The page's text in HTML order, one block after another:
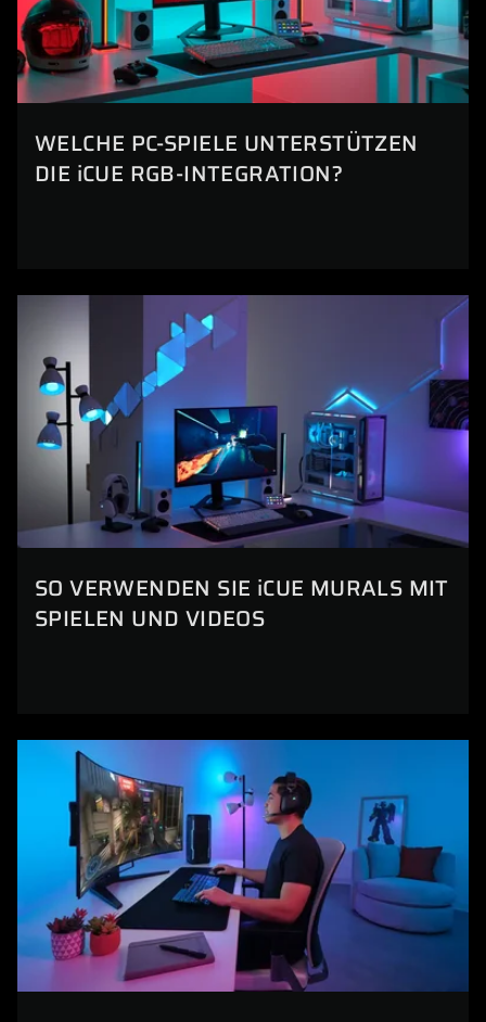
WELCHE PC-SPIELE UNTERSTÜTZEN
DIE iCUE RGB-INTEGRATION?
SO VERWENDEN SIE iCUE MURALS MIT
SPIELEN UND VIDEOS